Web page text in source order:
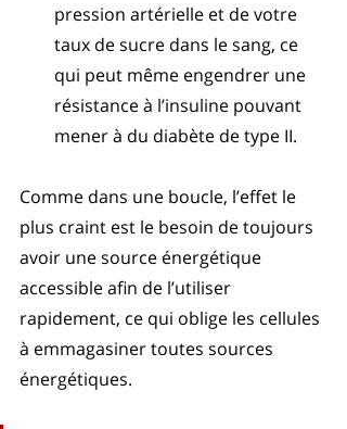
pression artérielle et de votre
taux de sucre dans le sang, ce
qui peut même engendrer une
résistance à l’insuline pouvant
mener à du diabète de type II.
Comme dans une boucle, l’effet le
plus craint est le besoin de toujours
avoir une source énergétique
accessible afin de l’utiliser
rapidement, ce qui oblige les cellules
à emmagasiner toutes sources
énergétiques.